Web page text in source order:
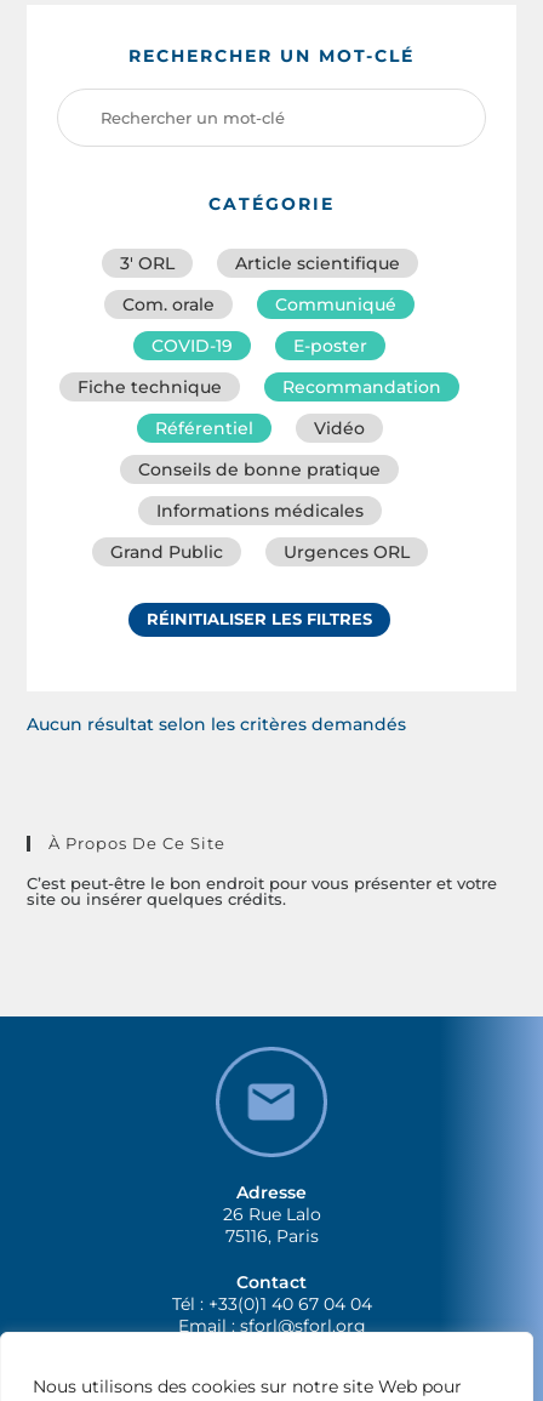
Nous utilisons des cookies sur notre site Web pour
RECHERCHER UN MOT-CLÉ
CATÉGORIE
3′ ORL
Article scientifique
Com. orale
Communiqué
COVID-19
E-poster
Fiche technique
Recommandation
Référentiel
Vidéo
Conseils de bonne pratique
Informations médicales
Grand Public
Urgences ORL
RÉINITIALISER LES FILTRES
Aucun résultat selon les critères demandés
À Propos De Ce Site
C’est peut-être le bon endroit pour vous présenter et votre
site ou insérer quelques crédits.
Adresse
26 Rue Lalo
75116, Paris
Contact
Tél : +33(0)1 40 67 04 04
Email :sforl@sforl.org